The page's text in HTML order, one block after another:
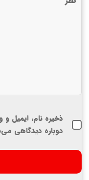
ذخیره نام، ایمیل
دوباره دیدگاهی